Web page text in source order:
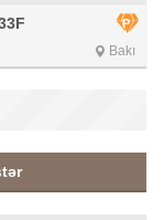
Bakı